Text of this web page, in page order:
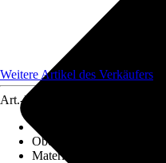
Weitere Artikel des Verkäufers
Art.-Nr.
Variante
1 Flügelig,
Oberfläche/
Materialspezifizierung